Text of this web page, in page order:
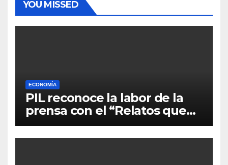
YOU MISSED
ECONOMÍA
PIL reconoce la labor de la
prensa con el “Relatos que
alimentan Bolivia”